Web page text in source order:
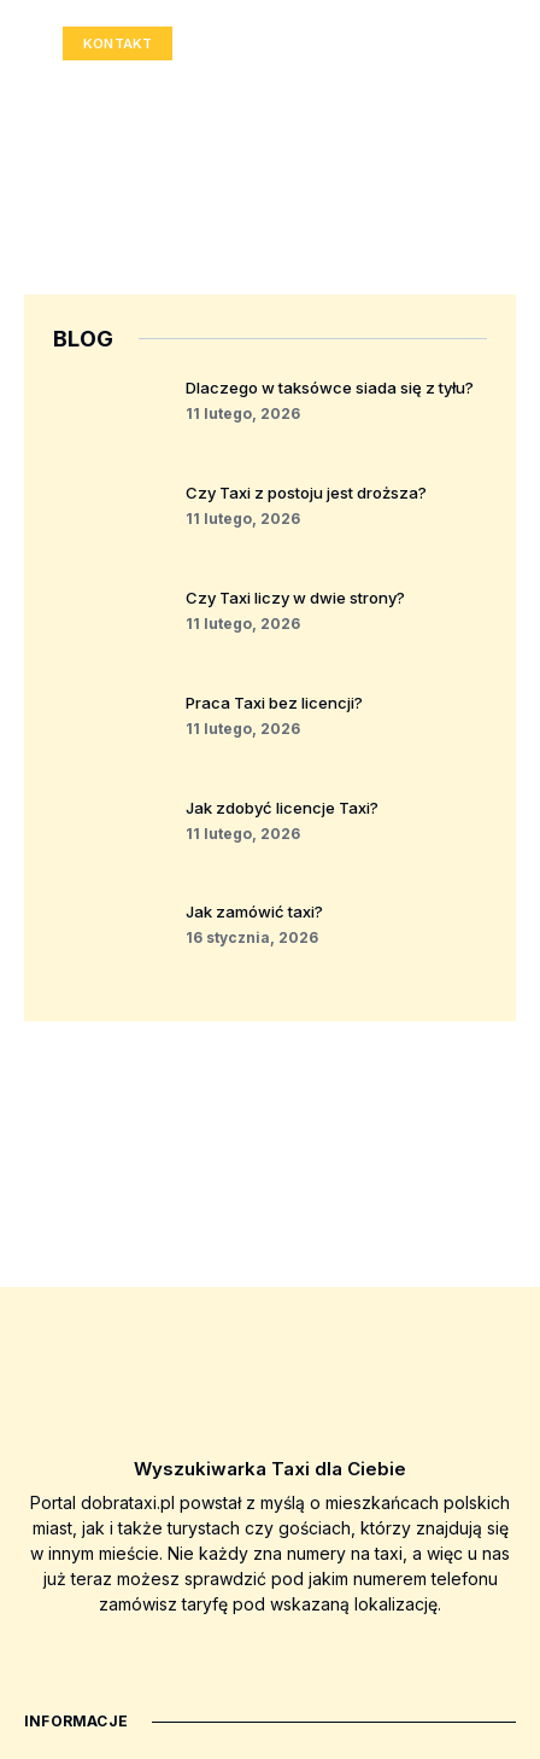
KONTAKT
BLOG
Dlaczego w taksówce siada się z tyłu?
11 lutego, 2026
Czy Taxi z postoju jest droższa?
11 lutego, 2026
Czy Taxi liczy w dwie strony?
11 lutego, 2026
Praca Taxi bez licencji?
11 lutego, 2026
Jak zdobyć licencje Taxi?
11 lutego, 2026
Jak zamówić taxi?
16 stycznia, 2026
Wyszukiwarka Taxi dla Ciebie
Portal dobrataxi.pl powstał z myślą o mieszkańcach polskich
miast, jak i także turystach czy gościach, którzy znajdują się
w innym mieście. Nie każdy zna numery na taxi, a więc u nas
już teraz możesz sprawdzić pod jakim numerem telefonu
zamówisz taryfę pod wskazaną lokalizację.
INFORMACJE